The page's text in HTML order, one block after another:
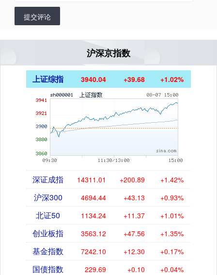
提交评论
沪深京指数
上证综指 3940.04 +39.68 +1.02%
深证成指 14311.01 +200.89 +1.42%
沪深300 4694.44 +43.13 +0.93%
北证50 1134.24 +11.37 +1.01%
创业板指 3563.12 +47.56 +1.35%
基金指数 7242.10 +12.30 +0.17%
国债指数 229.69 +0.10 +0.04%